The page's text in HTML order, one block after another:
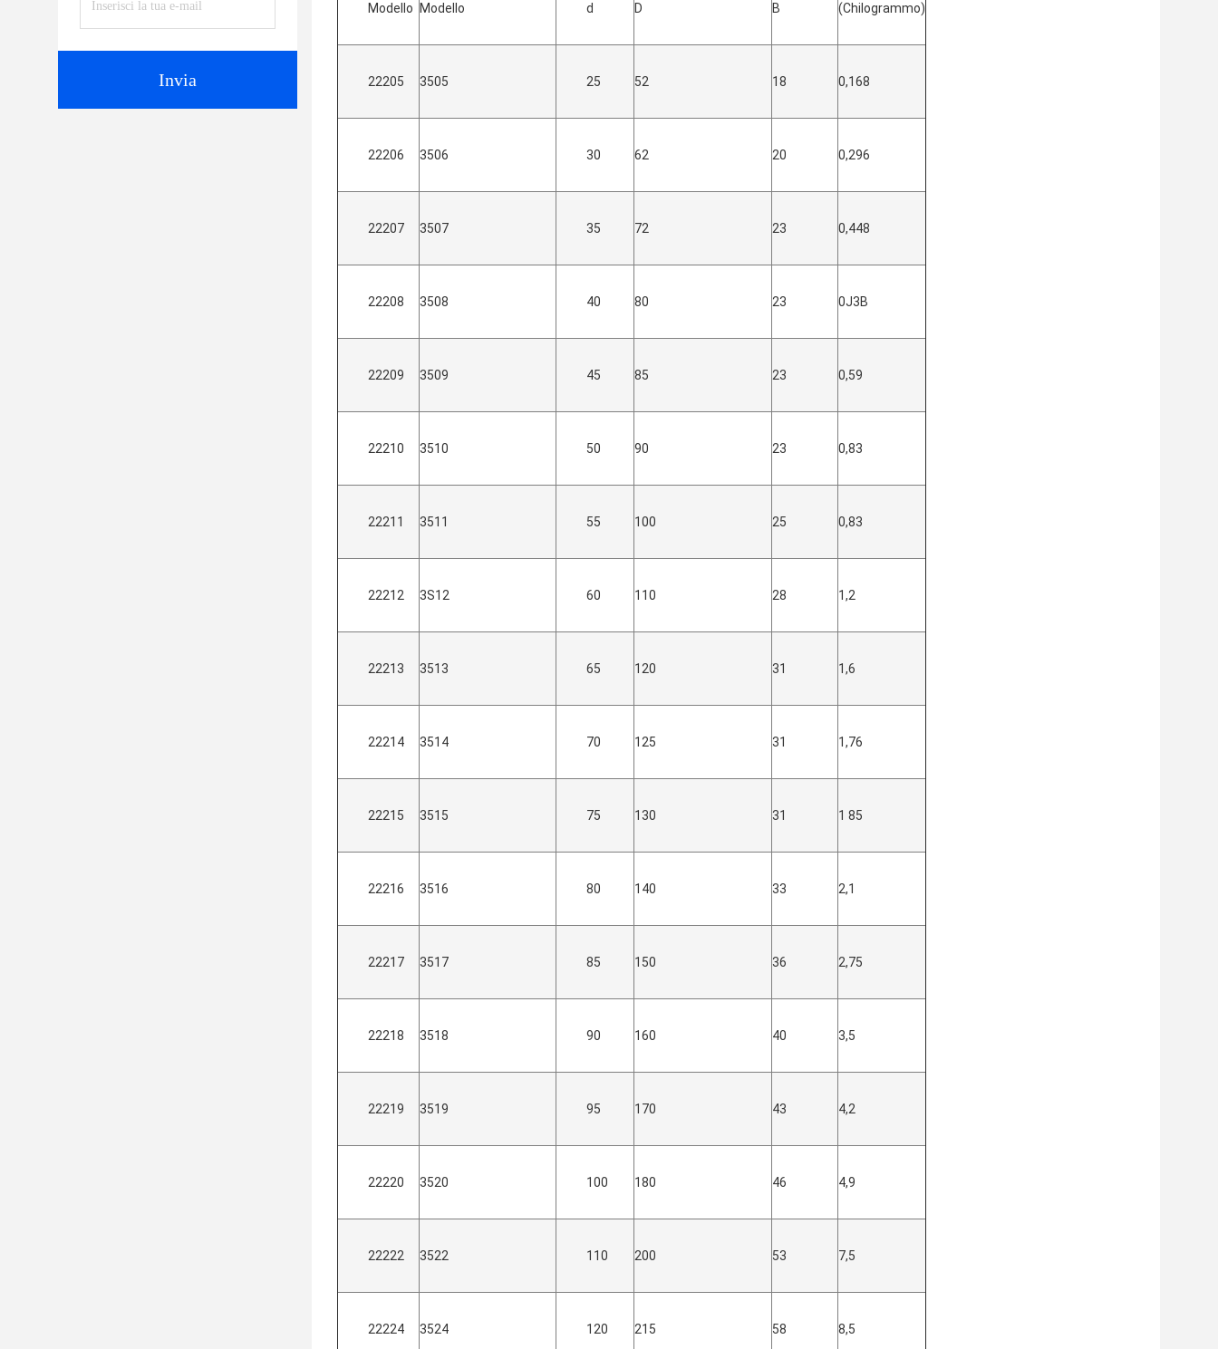
Invia
Modello Modello d D B (Chilogrammo)
22205 3505 25 52 18 0,168
22206 3506 30 62 20 0,296
22207 3507 35 72 23 0,448
22208 3508 40 80 23 0J3B
22209 3509 45 85 23 0,59
22210 3510 50 90 23 0,83
22211 3511 55 100 25 0,83
22212 3S12 60 110 28 1,2
22213 3513 65 120 31 1,6
22214 3514 70 125 31 1,76
22215 3515 75 130 31 1 85
22216 3516 80 140 33 2,1
22217 3517 85 150 36 2,75
22218 3518 90 160 40 3,5
22219 3519 95 170 43 4,2
22220 3520 100 180 46 4,9
22222 3522 110 200 53 7,5
22224 3524 120 215 58 8,5